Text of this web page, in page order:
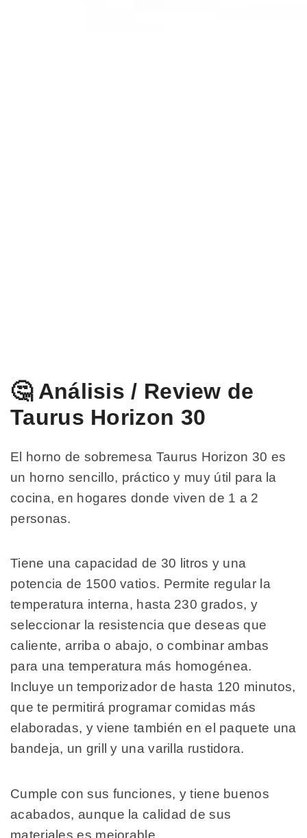
🤔 Análisis / Review de
Taurus Horizon 30
El horno de sobremesa Taurus Horizon 30 es
un horno sencillo, práctico y muy útil para la
cocina, en hogares donde viven de 1 a 2
personas.
Tiene una capacidad de 30 litros y una
potencia de 1500 vatios. Permite regular la
temperatura interna, hasta 230 grados, y
seleccionar la resistencia que deseas que
caliente, arriba o abajo, o combinar ambas
para una temperatura más homogénea.
Incluye un temporizador de hasta 120 minutos,
que te permitirá programar comidas más
elaboradas, y viene también en el paquete una
bandeja, un grill y una varilla rustidora.
Cumple con sus funciones, y tiene buenos
acabados, aunque la calidad de sus
materiales es mejorable.